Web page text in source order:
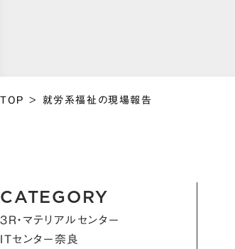
TOP > 就労系福祉の現場報告
CATEGORY
3R・マテリアルセンター
ITセンター奈良